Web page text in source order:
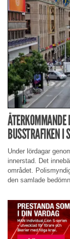
ÅTERKOMMANDE
BUSSTRAFIKEN I
Under lördagar
innerstad. Det
området.
den samlade